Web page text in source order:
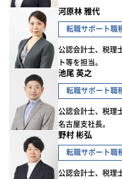
河原林 雅代
転職サポート職
公認会計士、税理
ト等を担当。
池尾 英之
転職サポート職
公認会計士、税理
名古屋支社長。
野村 彬弘
転職サポート職
公認会計士、税理